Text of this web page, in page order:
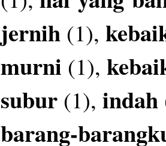
jernih (1),
murni (1),
subur (1), indah
barang-